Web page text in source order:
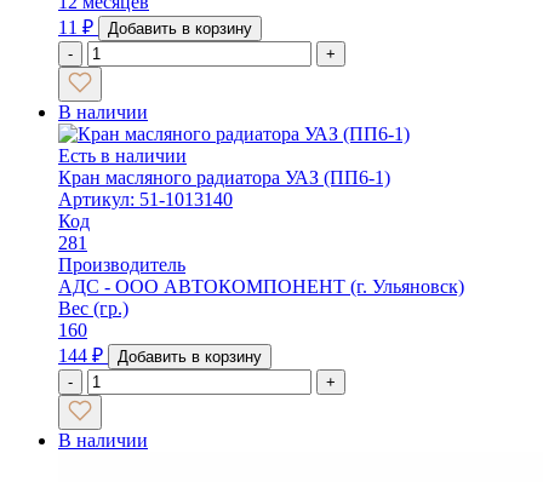
11 ₽
Добавить в корзину
-
+
В наличии
Есть в наличии
Кран масляного радиатора УАЗ (ПП6-1)
Артикул: 51-1013140
Код
281
Производитель
АДС - ООО АВТОКОМПОНЕНТ (г. Ульяновск)
Вес (гр.)
160
144 ₽
Добавить в корзину
-
+
В наличии